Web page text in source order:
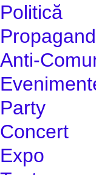
Politică
Anti-
Party
Concert
Expo